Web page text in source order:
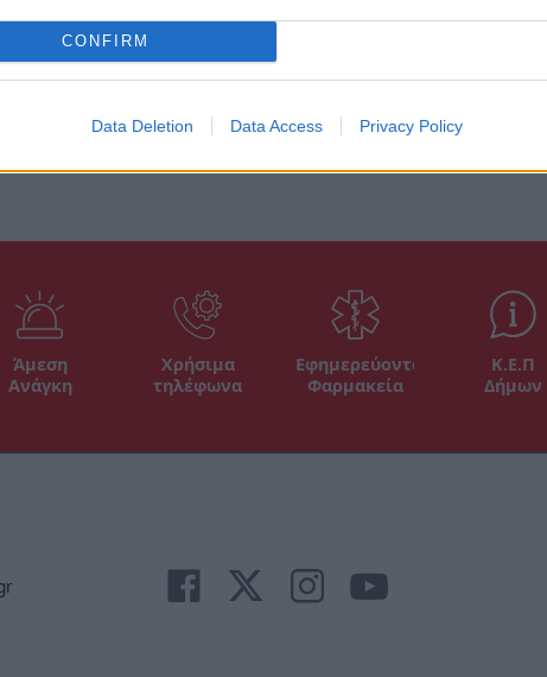
CONFIRM
Data Deletion Data Access Privacy Policy
Άμεση
Ανάγκη
Χρήσιμα
τηλέφωνα
Εφημερεύοντα
Φαρμακεία
Κ.Ε.Π
Δήμων